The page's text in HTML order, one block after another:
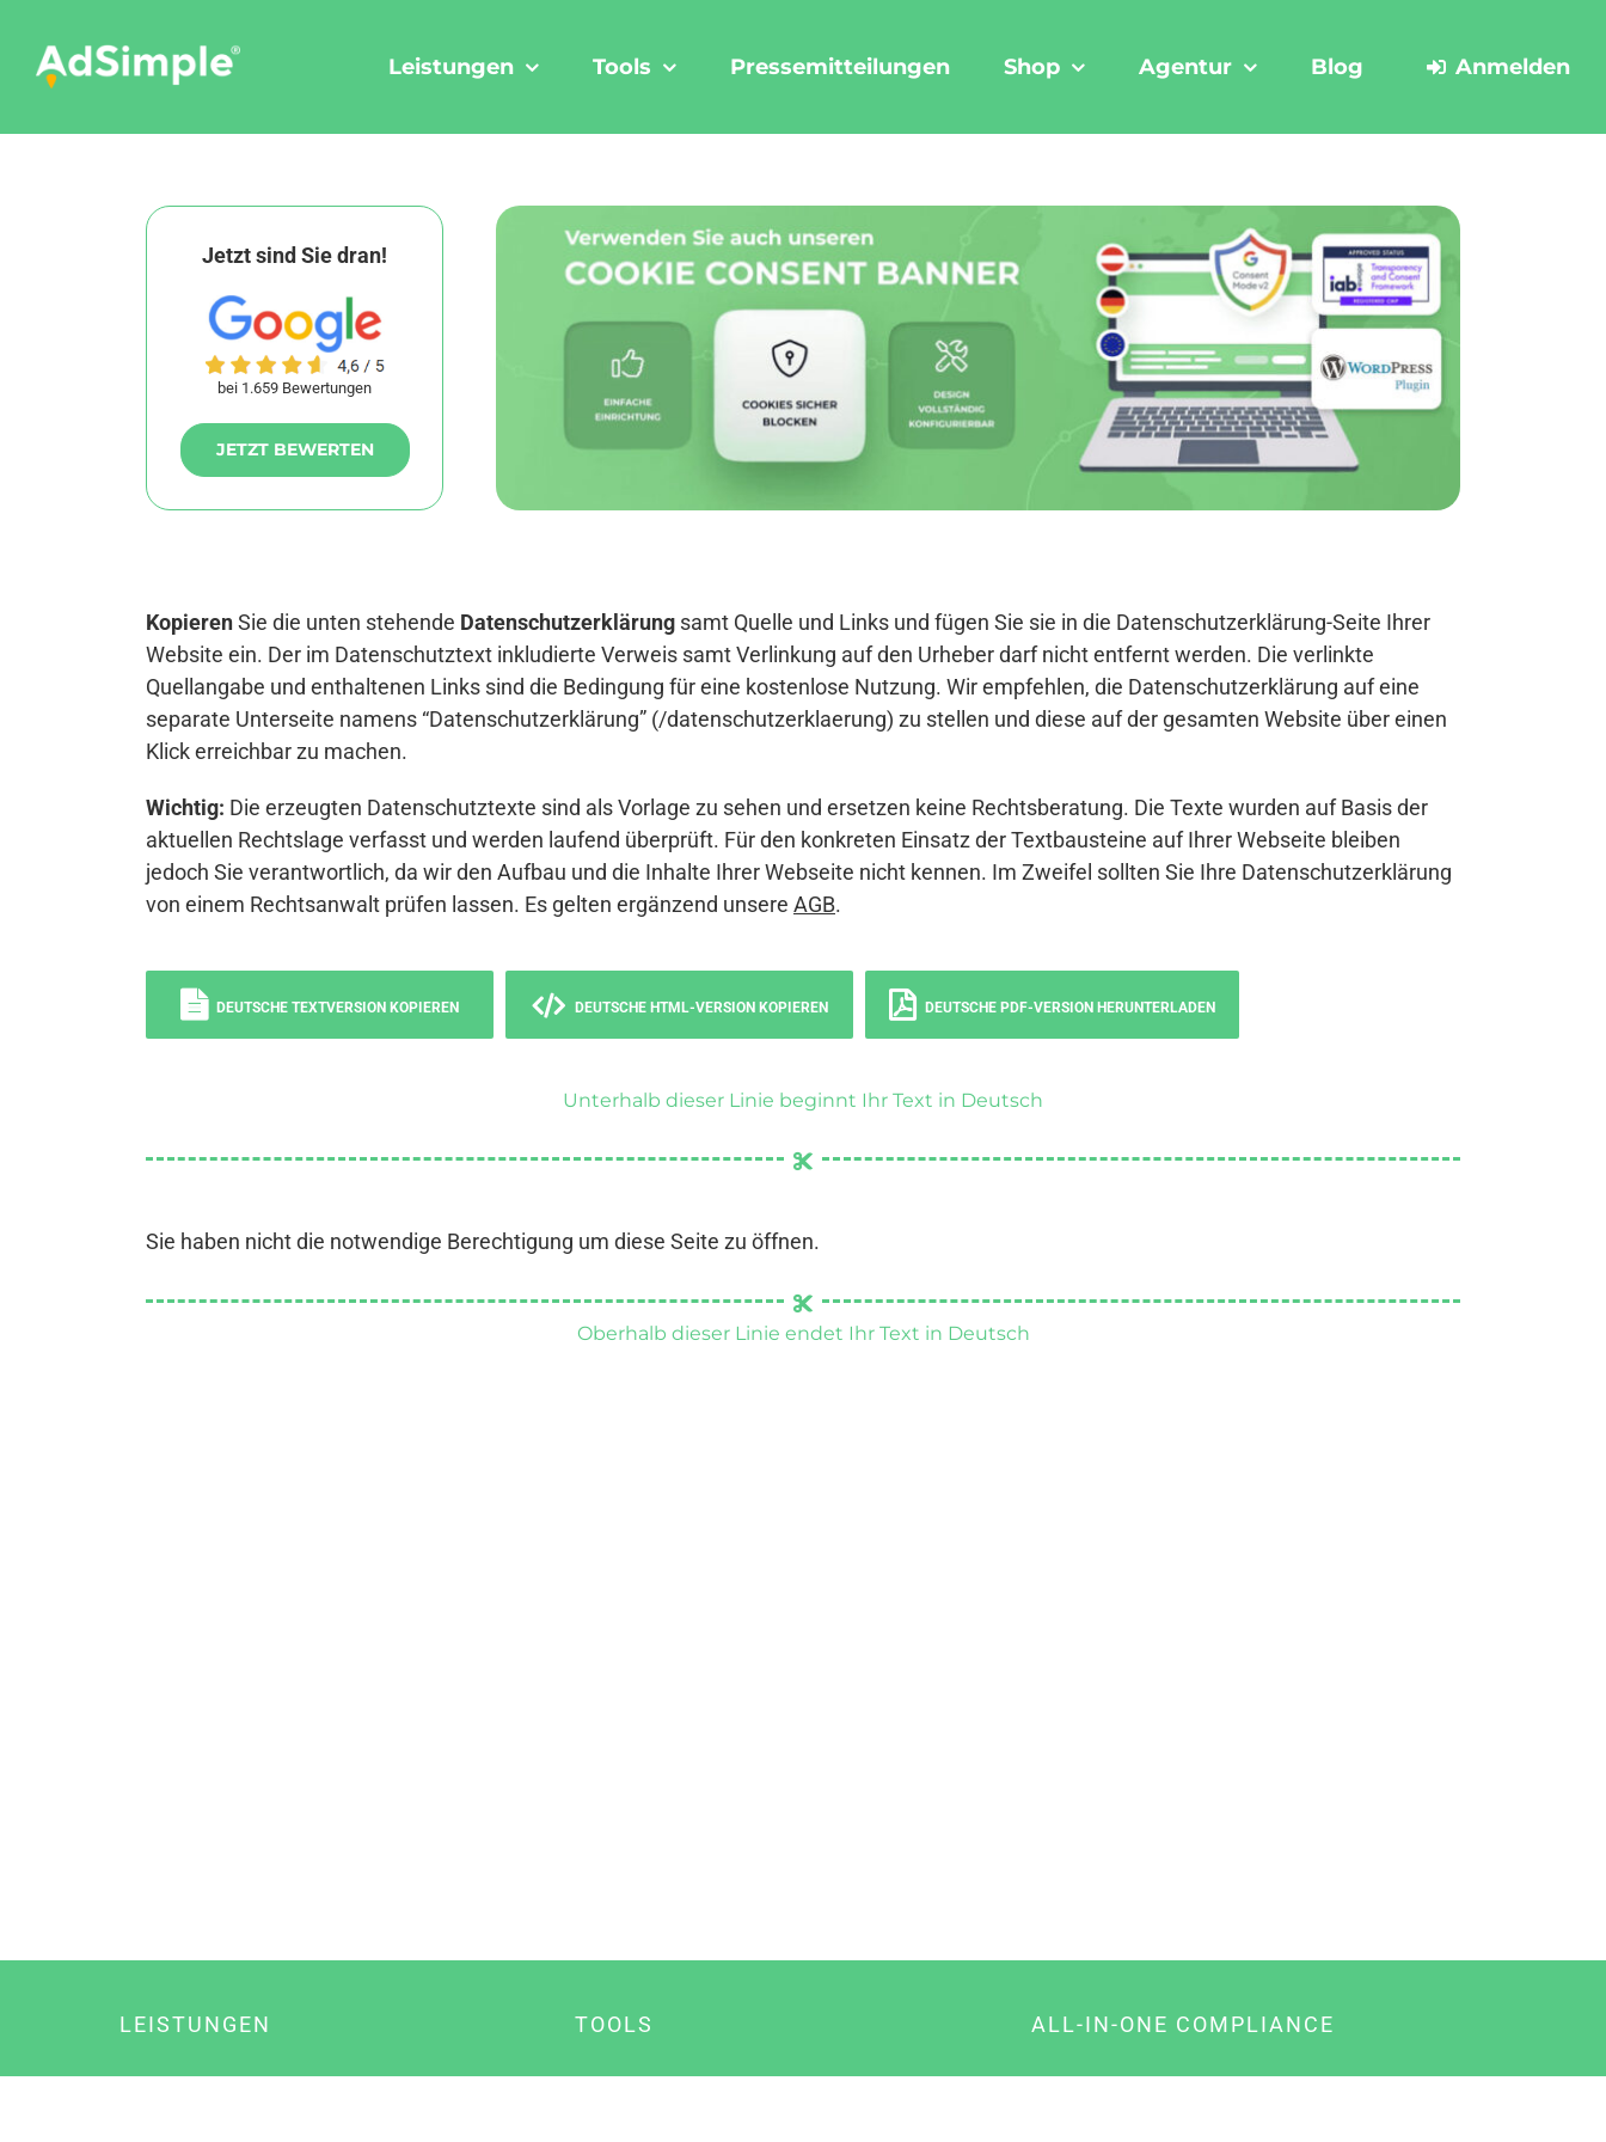
content
Leistungen Tools Pressemitteilungen Shop Agentur Blog Anmelden
Jetzt sind Sie dran!
bei 1.659 Bewertungen
JETZT BEWERTEN
KopierenSie die unten stehende Datenschutzerklärung samt Quelle und Links und fügen Sie sie in die Datenschutzerklärung-Seite Ihrer
Website ein. Der im Datenschutztext inkludierte Verweis samt Verlinkung auf den Urheber darf nicht entfernt werden. Die verlinkte
Quellangabe und enthaltenen Links sind die Bedingung für eine kostenlose Nutzung. Wir empfehlen, die Datenschutzerklärung auf eine
separate Unterseite namens “Datenschutzerklärung” (/datenschutzerklaerung) zu stellen und diese auf der gesamten Website über einen
Klick erreichbar zu machen.
Wichtig: Die erzeugten Datenschutztexte sind als Vorlage zu sehen und ersetzen keine Rechtsberatung. Die Texte wurden auf Basis der
aktuellen Rechtslage verfasst und werden laufend überprüft. Für den konkreten Einsatz der Textbausteine auf Ihrer Webseite bleiben
jedoch Sie verantwortlich, da wir den Aufbau und die Inhalte Ihrer Webseite nicht kennen. Im Zweifel sollten Sie Ihre Datenschutzerklärung
von einem Rechtsanwalt prüfen lassen. Es gelten ergänzend unsere AGB.
DEUTSCHE TEXTVERSION KOPIEREN DEUTSCHE HTML-VERSION KOPIEREN DEUTSCHE PDF-VERSION HERUNTERLADEN
Unterhalb dieser Linie beginnt Ihr Text in Deutsch
Sie haben nicht die notwendige Berechtigung um diese Seite zu öffnen.
Oberhalb dieser Linie endet Ihr Text in Deutsch
LEISTUNGEN TOOLS ALL-IN-ONE COMPLIANCE